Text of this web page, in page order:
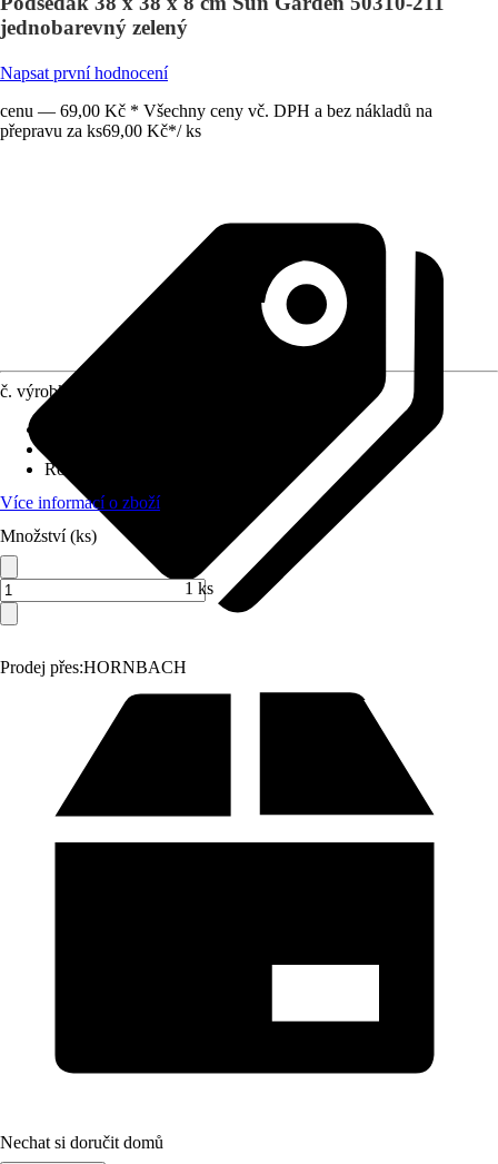
jednobarevný zelený
Napsat první hodnocení
cenu — 69,00 Kč * Všechny ceny vč. DPH a bez nákladů na
přepravu za ks69,00 Kč*/ ks
Prodej přes:HORNBACH
č. výrobku
Rozměry (ŠxV)
Více informací o zboží
Množství (ks)
1 ks
Nechat si doručit domů